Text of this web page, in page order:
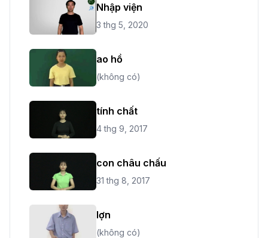
Nhập viện
3 thg 5, 2020
ao hồ
(không có)
tính chất
4 thg 9, 2017
con châu chấu
31 thg 8, 2017
lợn
(không có)